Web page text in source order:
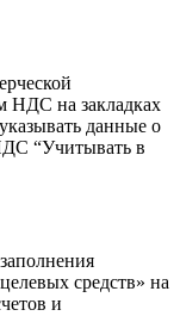
НДС на закладках
данные о
“Учитывать в
средств» на
и